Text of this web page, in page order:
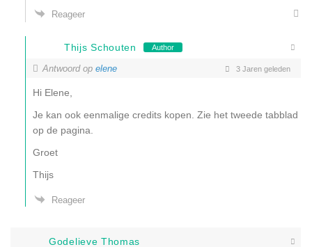
Reageer
Thijs Schouten Author
Antwoord op elene 3 Jaren geleden
Hi Elene,
Je kan ook eenmalige credits kopen. Zie het tweede tabblad
op de pagina.
Groet
Thijs
Reageer
Godelieve Thomas